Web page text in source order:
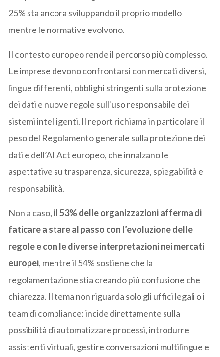
25% sta ancora sviluppando il proprio modello
mentre le normative evolvono.
Il contesto europeo rende il percorso più complesso.
Le imprese devono confrontarsi con mercati diversi,
lingue differenti, obblighi stringenti sulla protezione
dei dati e nuove regole sull’uso responsabile dei
sistemi intelligenti. Il report richiama in particolare il
peso del Regolamento generale sulla protezione dei
dati e dell’AI Act europeo, che innalzano le
aspettative su trasparenza, sicurezza, spiegabilità e
responsabilità.
Non a caso, il 53% delle organizzazioni afferma di
faticare a stare al passo con l’evoluzione delle
regole e con le diverse interpretazioni nei mercati
europei, mentre il 54% sostiene che la
regolamentazione stia creando più confusione che
chiarezza. Il tema non riguarda solo gli uffici legali o i
team di compliance: incide direttamente sulla
possibilità di automatizzare processi, introdurre
assistenti virtuali, gestire conversazioni multilingue e